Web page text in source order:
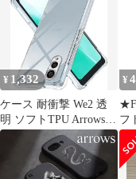
¥ 1,332
ケース 耐衝撃 We2 透
明 ソフトTPU Arrows
F-52E FCG02 カバー 対
応 [米軍MIL規格取得
レンズ保護 角保護強化
¥
フ